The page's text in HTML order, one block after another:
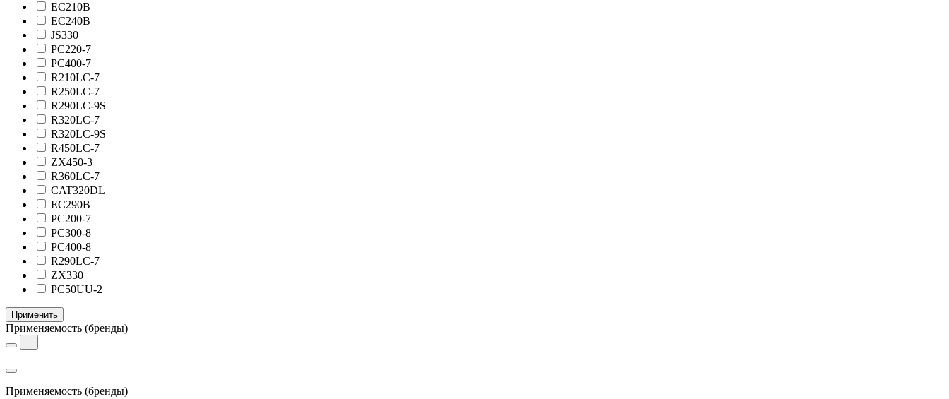
EC210B
EC240B
JS330
PC220-7
PC400-7
R210LC-7
R250LC-7
R290LC-9S
R320LC-7
R320LC-9S
R450LC-7
ZX450-3
R360LC-7
CAT320DL
EC290B
PC200-7
PC300-8
PC400-8
R290LC-7
ZX330
PC50UU-2
Применить
Применяемость (бренды)
Применяемость (бренды)